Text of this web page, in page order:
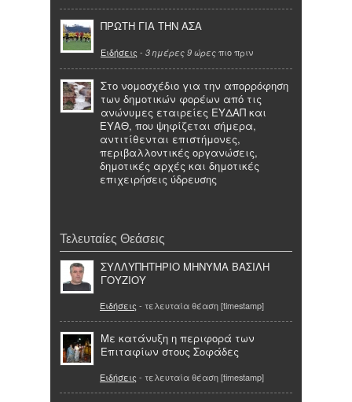
ΠΡΩΤΗ ΓΙΑ ΤΗΝ ΑΣΑ
Ειδήσεις - 3 ημέρες 9 ώρες πιο πριν
Στο νομοσχέδιο για την απορρόφηση
των δημοτικών φορέων από τις
ανώνυμες εταιρείες ΕΥΔΑΠ και
ΕΥΑΘ, που ψηφίζεται σήμερα,
αντιτίθενται επιστήμονες,
περιβαλλοντικές οργανώσεις,
δημοτικές αρχές και δημοτικές
επιχειρήσεις ύδρευσης
Τελευταίες Θεάσεις
ΣΥΛΛΥΠΗΤΗΡΙΟ ΜΗΝΥΜΑ ΒΑΣΙΛΗ
ΓΟΥΖΙΟΥ
Ειδήσεις - τελευταία θέαση [timestamp]
Με κατάνυξη η περιφορά των
Επιταφίων στους Σοφάδες
Ειδήσεις - τελευταία θέαση [timestamp]